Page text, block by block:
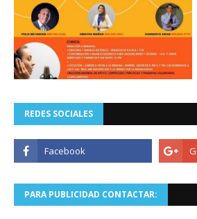
REDES SOCIALES
PARA PUBLICIDAD CONTACTAR: